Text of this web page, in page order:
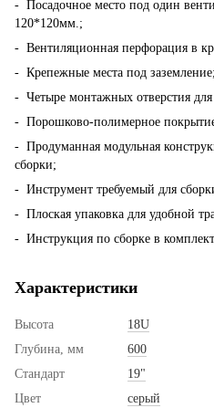
- Посадочное место под один
120*120мм.;
- Вентиляционная перфорация в
- Крепежные места под заземление;
- Четыре монтажных отверстия
- Порошково-полимерное
- Продуманная модульная
сборки;
- Инструмент требуемый для
- Плоская упаковка для удобной
- Инструкция по сборке в
Характеристики
Высота
18U
Глубина, мм
600
Стандарт
19"
Цвет
серый